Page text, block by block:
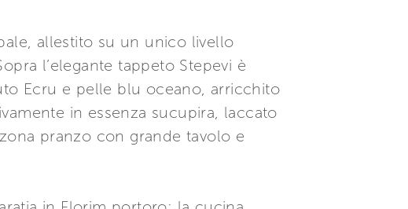
allestito su un unico livello
l’elegante tappeto Stepevi è
Ecru e pelle blu oceano, arricchito
in essenza sucupira, laccato
pranzo con grande tavolo e